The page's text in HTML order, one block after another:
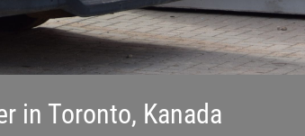
in Toronto, Kanada